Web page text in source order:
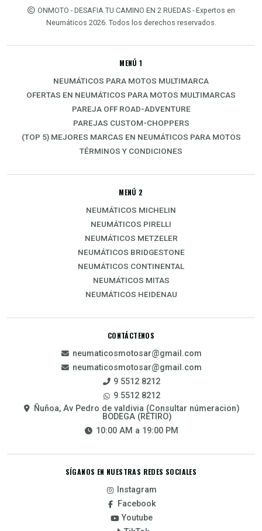
ONMOTO - DESAFIA TU CAMINO EN 2 RUEDAS - Expertos en
Neumáticos 2026. Todos los derechos reservados.
MENÚ 1
NEUMÁTICOS PARA MOTOS MULTIMARCA
OFERTAS EN NEUMÁTICOS PARA MOTOS MULTIMARCAS
PAREJA OFF ROAD-ADVENTURE
PAREJAS CUSTOM-CHOPPERS
(TOP 5) MEJORES MARCAS EN NEUMÁTICOS PARA MOTOS
TÉRMINOS Y CONDICIONES
MENÚ 2
NEUMÁTICOS MICHELIN
NEUMÁTICOS PIRELLI
NEUMÁTICOS METZELER
NEUMÁTICOS BRIDGESTONE
NEUMÁTICOS CONTINENTAL
NEUMÁTICOS MITAS
NEUMÁTICOS HEIDENAU
CONTÁCTENOS
neumaticosmotosar@gmail.com
neumaticosmotosar@gmail.com
9 5512 8212
9 5512 8212
Ñuñoa, Av Pedro de valdivia (Consultar númeracion)
BODEGA (RETIRO)
10:00 AM a 19:00 PM
SÍGANOS EN NUESTRAS REDES SOCIALES
Instagram
Facebook
Youtube